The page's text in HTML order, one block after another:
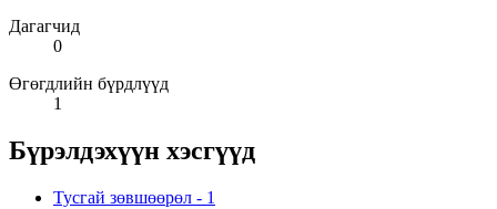
Дагагчид
0
Өгөгдлийн бүрдлүүд
1
Бүрэлдэхүүн хэсгүүд
Тусгай зөвшөөрөл - 1